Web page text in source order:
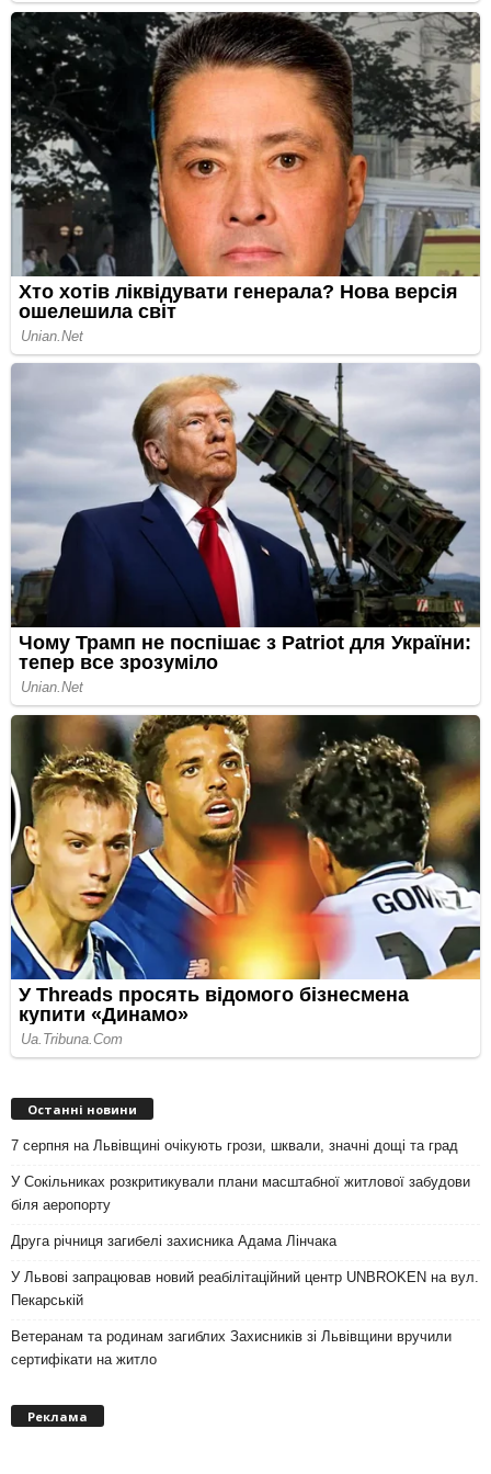
Останні новини
7 серпня на Львівщині очікують грози, шквали, значні дощі та град
У Сокільниках розкритикували плани масштабної житлової забудови
біля аеропорту
Друга річниця загибелі захисника Адама Лінчака
У Львові запрацював новий реабілітаційний центр UNBROKEN на вул.
Пекарській
Ветеранам та родинам загиблих Захисників зі Львівщини вручили
сертифікати на житло
Реклама